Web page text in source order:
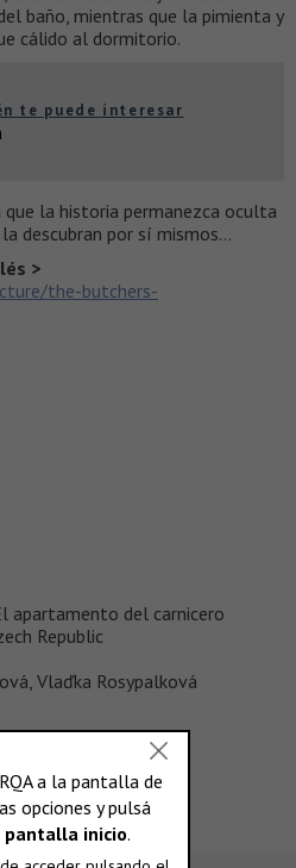
baño, mientras que la pimienta y
cálido al dormitorio.
te puede interesar
la historia permanezca oculta
descubran por sí mismos…
>
the-butchers-
apartamento del carnicero
Republic
Vlaďka Rosypalková